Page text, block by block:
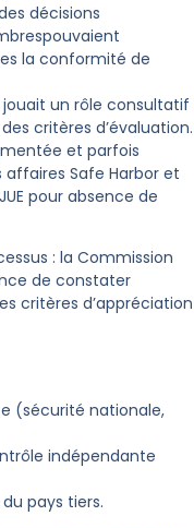
décisions
la conformité de
jouait un rôle consultatif
critères d’évaluation.
et parfois
Safe Harbor et
pour absence de
: la Commission
de constater
critères d’appréciation
(sécurité nationale,
indépendante
pays tiers.